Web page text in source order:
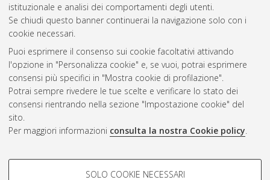
istituzionale e analisi dei comportamenti degli utenti.
Se chiudi questo banner continuerai la navigazione solo con i
cookie necessari.
Puoi esprimere il consenso sui cookie facoltativi attivando
l'opzione in "Personalizza cookie" e, se vuoi, potrai esprimere
consensi più specifici in "Mostra cookie di profilazione".
Potrai sempre rivedere le tue scelte e verificare lo stato dei
consensi rientrando nella sezione "Impostazione cookie" del
sito.
Per maggiori informazioni consulta la nostra Cookie policy.
COOKIE DI PROFILAZIONE -
SOLO COOKIE NECESSARI
Atom
Rss 1.0
Rss 2.0
ISSN: 2038-7946
Impostazioni Cookie
Informativa sulla privacy